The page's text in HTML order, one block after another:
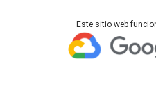
Este sitio web